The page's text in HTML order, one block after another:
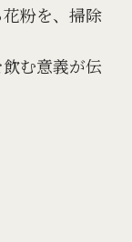
粉を、掃除
む意義が伝